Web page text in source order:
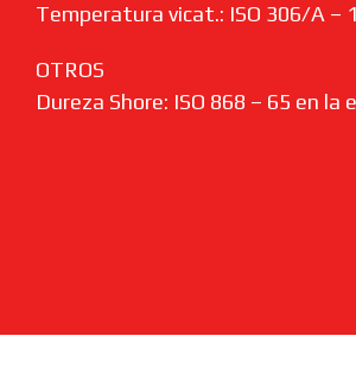
Temperatura vicat.: ISO 306/A –
OTROS
Dureza Shore: ISO 868 – 65 en la
DE